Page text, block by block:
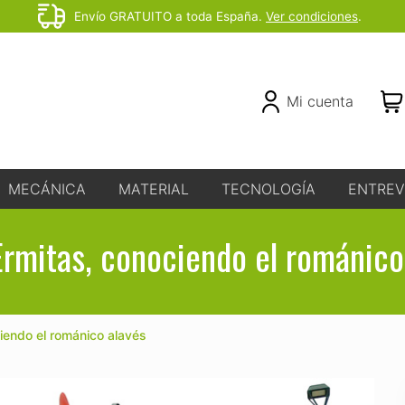
Before
Envío GRATUITO a toda España. Ver condiciones.
Header
RightMi cuenta
MECÁNICA MATERIAL TECNOLOGÍA
conociendo el
el románico alavés